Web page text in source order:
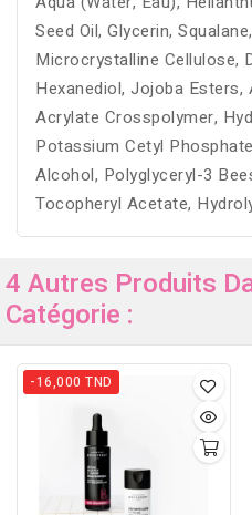
Seed Oil, Glycerin,
Microcrystalline Cellulose,
Hexanediol, Jojoba
Acrylate Crosspolymer,
Potassium Cetyl
Alcohol, Polyglyceryl-3
Tocopheryl Acetate,
4 Autres Produits
Catégorie :
-16,000 TND